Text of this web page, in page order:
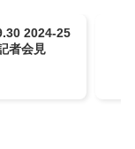
2024-25
者会見